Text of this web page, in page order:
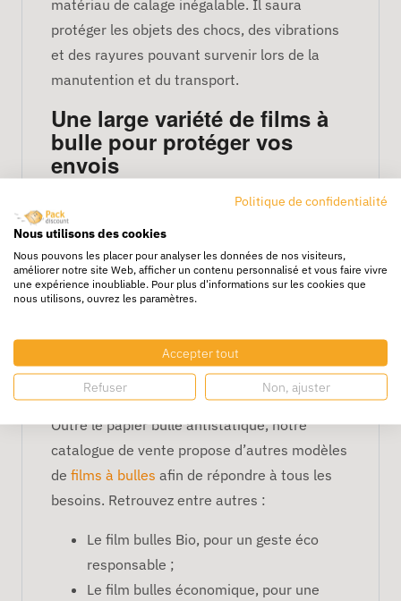
matériau de calage inégalable. Il saura
protéger les objets des chocs, des vibrations
et des rayures pouvant survenir lors de la
manutention et du transport.
Une large variété de films à
bulle pour protéger vos
envois
L’électricité statique est un véritable fléau
pour les composants électroniques et les
matériels informatiques. Afin d’éviter toute
altération de leurs fonctionnalités, nous
mettons à votre disposition le film à bulles
antistatiques. Ce matériau de protection est à
la fois efficace contre les chocs et les
décharges électriques.
Outre le papier bulle antistatique, notre
catalogue de vente propose d’autres modèles
de films à bulles afin de répondre à tous les
besoins. Retrouvez entre autres :
Le film bulles Bio, pour un geste éco
responsable ;
Le film bulles économique, pour une
Politique de confidentialité
Nous utilisons des cookies
Nous pouvons les placer pour analyser les données de nos visiteurs,
améliorer notre site Web, afficher un contenu personnalisé et vous faire vivre
une expérience inoubliable. Pour plus d'informations sur les cookies que
nous utilisons, ouvrez les paramètres.
Accepter tout
Refuser Non, ajuster